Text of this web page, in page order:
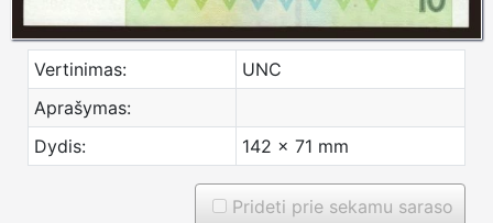
Vertinimas:
UNC
Aprašymas:
Dydis:
142 x 71 mm
Prideti prie sekamu saraso